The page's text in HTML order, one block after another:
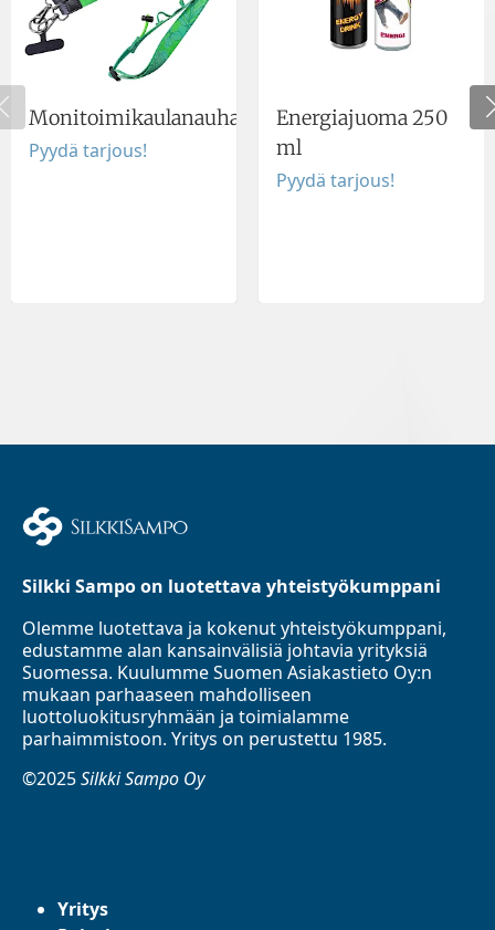
Monitoimikaulanauha
Pyydä tarjous!
Energiajuoma 250
ml
Pyydä tarjous!
Silkki Sampo on luotettava yhteistyökumppani
Olemme luotettava ja kokenut yhteistyökumppani,
edustamme alan kansainvälisiä johtavia yrityksiä
Suomessa. Kuulumme Suomen Asiakastieto Oy:n
mukaan parhaaseen mahdolliseen
luottoluokitusryhmään ja toimialamme
parhaimmistoon. Yritys on perustettu 1985.
©2025Silkki Sampo Oy
Yritys